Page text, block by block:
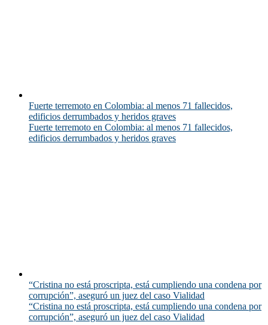
Fuerte terremoto en Colombia: al menos 71 fallecidos,
edificios derrumbados y heridos graves
Fuerte terremoto en Colombia: al menos 71 fallecidos,
edificios derrumbados y heridos graves
“Cristina no está proscripta, está cumpliendo una condena por
corrupción”, aseguró un juez del caso Vialidad
“Cristina no está proscripta, está cumpliendo una condena por
corrupción”, aseguró un juez del caso Vialidad